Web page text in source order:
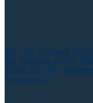
Biến tần Yaskawa Bien
tần Yaskawa E1000
J1000 Biến tần
Yaskawa G7